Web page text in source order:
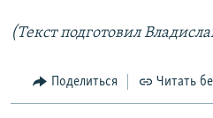
(Текст подготовил
Поделиться Читать